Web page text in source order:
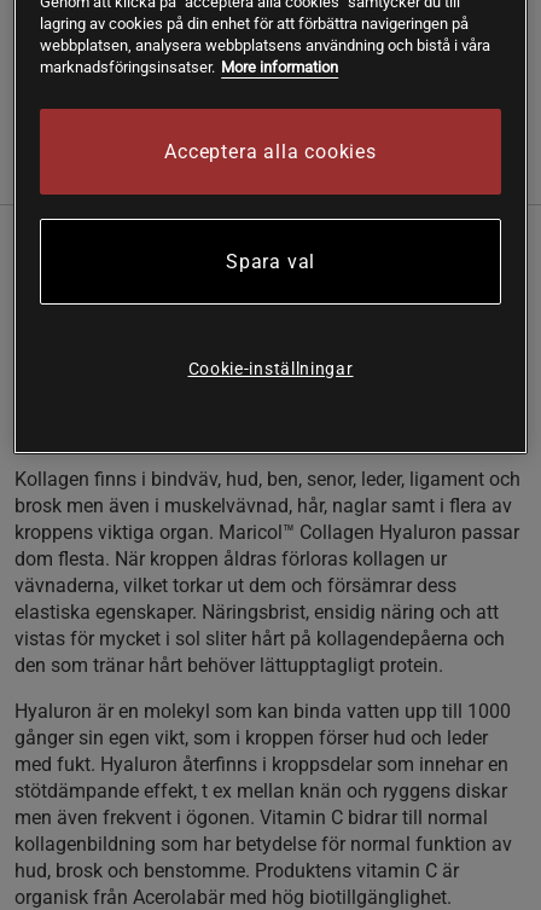
Kollagenet har ett tillskott av hyaluron och organisk vitamin
C från acerolabär som gör det till en prisvärd 3 i 1 produkt!
Marint kollagen av högsta kvalité från Re-fresh Superfood.
C från acerolabär som gör det till en prisvärd 3 i 1 produkt!
Hög dagsdos av kollagen och hyaluron
Kollagen finns i bindväv, hud, ben, senor, leder, ligament och
brosk men även i muskelvävnad, hår, naglar samt i flera av
kroppens viktiga organ. Maricol™ Collagen Hyaluron passar
dom flesta. När kroppen åldras förloras kollagen ur
vävnaderna, vilket torkar ut dem och försämrar dess
elastiska egenskaper. Näringsbrist, ensidig näring och att
vistas för mycket i sol sliter hårt på kollagendepåerna och
den som tränar hårt behöver lättupptagligt protein.
Hyaluron är en molekyl som kan binda vatten upp till 1000
gånger sin egen vikt, som i kroppen förser hud och leder
med fukt. Hyaluron återfinns i kroppsdelar som innehar en
stötdämpande effekt, t ex mellan knän och ryggens diskar
men även frekvent i ögonen. Vitamin C bidrar till normal
kollagenbildning som har betydelse för normal funktion av
hud, brosk och benstomme. Produktens vitamin C är
organisk från Acerolabär med hög biotillgänglighet.
lagring av cookies på din enhet för att förbättra navigeringen på
webbplatsen, analysera webbplatsens användning och bistå i våra
marknadsföringsinsatser. More information
Acceptera alla cookies
Spara val
Cookie-inställningar